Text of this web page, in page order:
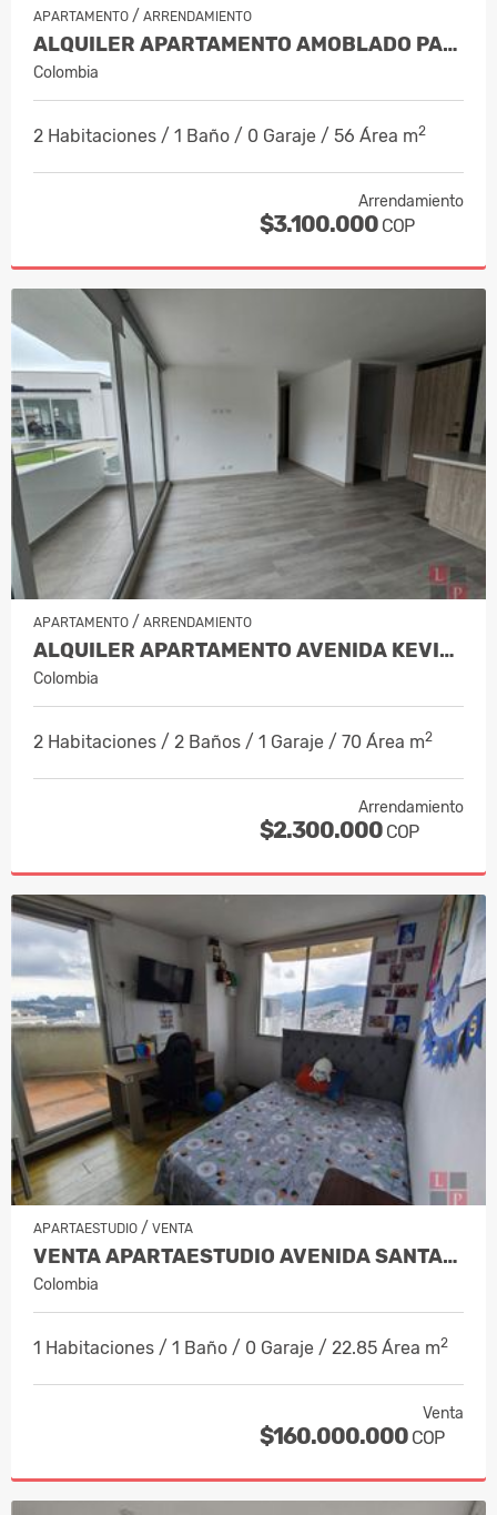
APARTAMENTO / ARRENDAMIENTO
ALQUILER APARTAMENTO AMOBLADO PALER…
Colombia
2 Habitaciones / 1 Baño / 0 Garaje / 56 Área m2
Arrendamiento
$3.100.000 COP
APARTAMENTO / ARRENDAMIENTO
ALQUILER APARTAMENTO AVENIDA KEVIN,…
Colombia
2 Habitaciones / 2 Baños / 1 Garaje / 70 Área m2
Arrendamiento
$2.300.000 COP
APARTAESTUDIO / VENTA
VENTA APARTAESTUDIO AVENIDA SANTANDE…
Colombia
1 Habitaciones / 1 Baño / 0 Garaje / 22.85 Área m2
Venta
$160.000.000 COP